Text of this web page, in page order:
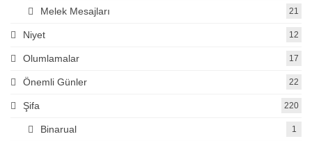
Melek Mesajları 21
Niyet 12
Olumlamalar 17
Önemli Günler 22
Şifa 220
Binarual 1